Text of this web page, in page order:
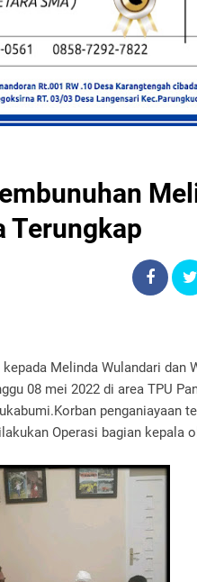
Terungkap
Melinda Wulandari dan
08 mei 2022 di area TPU
penganiayaan
Operasi bagian kepala